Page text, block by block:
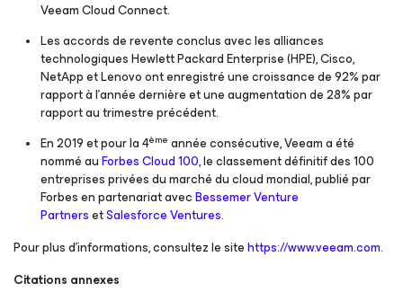
Veeam Cloud Connect.
Les accords de revente conclus avec les alliances
technologiques Hewlett Packard Enterprise (HPE), Cisco,
NetApp et Lenovo ont enregistré une croissance de 92% par
rapport à l’année dernière et une augmentation de 28% par
rapport au trimestre précédent.
En 2019 et pour la 4ème année consécutive, Veeam a été
nommé auForbes Cloud 100, le classement définitif des 100
entreprises privées du marché du cloud mondial, publié par
Forbes en partenariat avecBessemer Venture
PartnersetSalesforce Ventures.
Pour plus d’informations, consultez le sitehttps://www.veeam.com.
Citations annexes